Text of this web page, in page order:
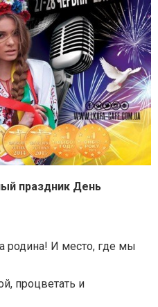
праздник День
родина! И место, где мы
процветать и